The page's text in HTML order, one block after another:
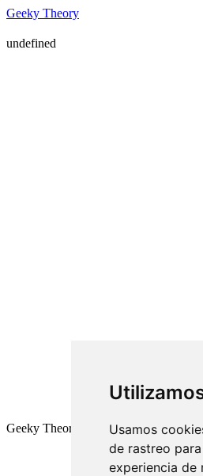
Usamos
de rastreo
experiencia de
Geeky Theory
undefined
Geeky Theory © 2026